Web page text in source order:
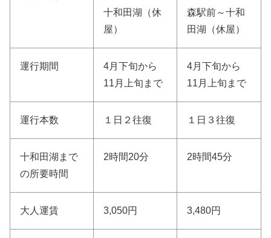
十和田湖（休
屋）
森駅前～十和
田湖（休屋）
運行期間
4月下旬から
11月上旬まで
4月下旬から
11月上旬まで
運行本数 １日２往復 １日３往復
十和田湖まで
の所要時間
2時間20分 2時間45分
大人運賃 3,050円 3,480円